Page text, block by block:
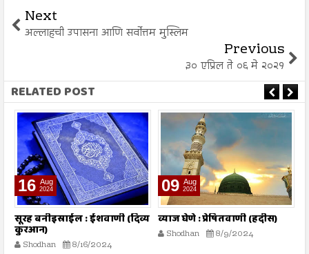
Next
अल्लाहची उपासना आणि सर्वोत्तम मुस्लिम
Previous
३० एप्रिल ते ०६ मे २०२१
RELATED POST
16 Aug
2024
सूरह बनीइस्राईल : ईशवाणी (दिव्य
कुरआन)
Shodhan 8/16/2024
09 Aug
2024
व्याज घेणे : प्रेषितवाणी (हदीस)
Shodhan 8/9/2024